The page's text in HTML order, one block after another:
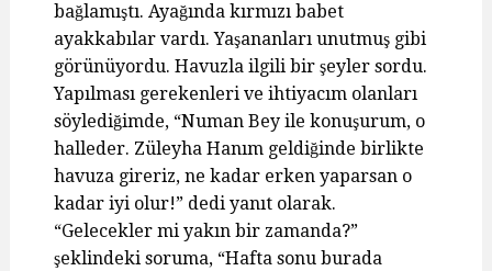
bağlamıştı. Ayağında kırmızı babet
ayakkabılar vardı. Yaşananları unutmuş gibi
görünüyordu. Havuzla ilgili bir şeyler sordu.
Yapılması gerekenleri ve ihtiyacım olanları
söylediğimde, “Numan Bey ile konuşurum, o
halleder. Züleyha Hanım geldiğinde birlikte
havuza gireriz, ne kadar erken yaparsan o
kadar iyi olur!” dedi yanıt olarak.
“Gelecekler mi yakın bir zamanda?”
şeklindeki soruma, “Hafta sonu burada